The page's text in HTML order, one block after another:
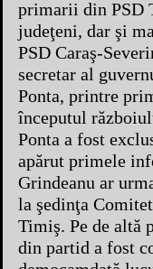
primarii din PSD
judeţeni, dar şi
PSD Caraş-
secretar al
Ponta, printre
începutul
Ponta a fost
apărut primele
Grindeanu ar
la şedinţa
Timiş. Pe de altă
din partid a fost